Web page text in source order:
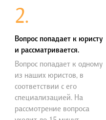
2.
Вопрос попадает к юристу
и рассматривается.
Вопрос попадает к одному
из наших юристов, в
соответствии с его
специализацией. На
рассмотрение вопроса